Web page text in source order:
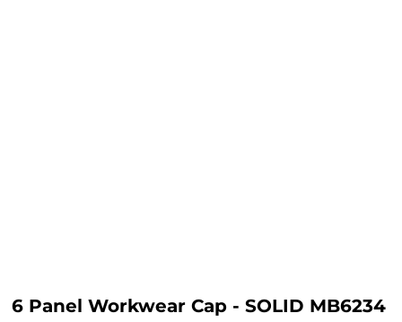
6 Panel Workwear Cap - SOLID MB6234